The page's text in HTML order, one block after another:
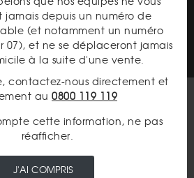
générales d'utilisation
PLUS D'INFOS
Suivez-nous
depuis un numéro de
(et notamment un numéro
07), et ne se déplaceront jamais
à la suite d'une vente.
contactez-nous directement et
au 0800 119 119
cette information, ne pas
réafficher.
J'AI COMPRIS